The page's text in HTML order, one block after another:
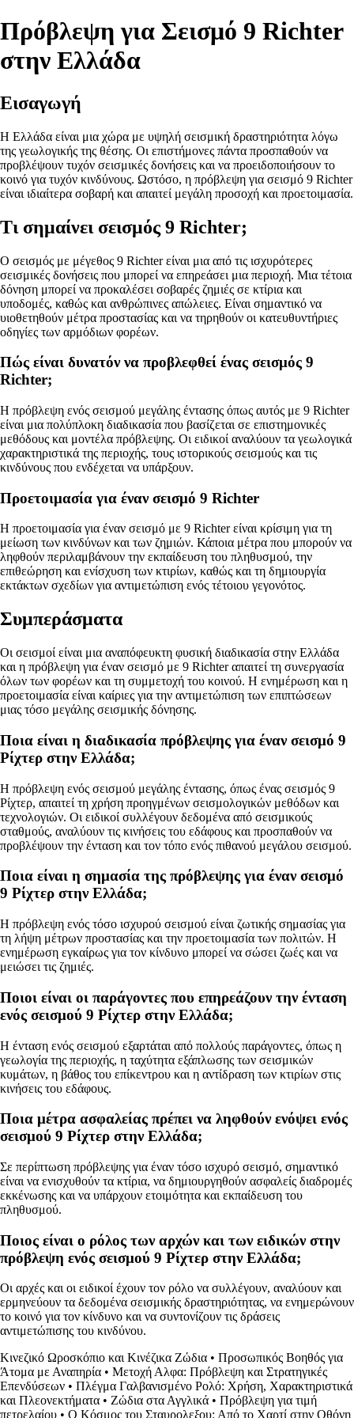
Πρόβλεψη για Σεισμό 9 Richter
στην Ελλάδα
Εισαγωγή
Η Ελλάδα είναι μια χώρα με υψηλή σεισμική δραστηριότητα λόγω
της γεωλογικής της θέσης. Οι επιστήμονες πάντα προσπαθούν να
προβλέψουν τυχόν σεισμικές δονήσεις και να προειδοποιήσουν το
κοινό για τυχόν κινδύνους. Ωστόσο, η πρόβλεψη για σεισμό 9 Richter
είναι ιδιαίτερα σοβαρή και απαιτεί μεγάλη προσοχή και προετοιμασία.
Τι σημαίνει σεισμός 9 Richter;
Ο σεισμός με μέγεθος 9 Richter είναι μια από τις ισχυρότερες
σεισμικές δονήσεις που μπορεί να επηρεάσει μια περιοχή. Μια τέτοια
δόνηση μπορεί να προκαλέσει σοβαρές ζημιές σε κτίρια και
υποδομές, καθώς και ανθρώπινες απώλειες. Είναι σημαντικό να
υιοθετηθούν μέτρα προστασίας και να τηρηθούν οι κατευθυντήριες
οδηγίες των αρμόδιων φορέων.
Πώς είναι δυνατόν να προβλεφθεί ένας σεισμός 9
Richter;
Η πρόβλεψη ενός σεισμού μεγάλης έντασης όπως αυτός με 9 Richter
είναι μια πολύπλοκη διαδικασία που βασίζεται σε επιστημονικές
μεθόδους και μοντέλα πρόβλεψης. Οι ειδικοί αναλύουν τα γεωλογικά
χαρακτηριστικά της περιοχής, τους ιστορικούς σεισμούς και τις
κινδύνους που ενδέχεται να υπάρξουν.
Προετοιμασία για έναν σεισμό 9 Richter
Η προετοιμασία για έναν σεισμό με 9 Richter είναι κρίσιμη για τη
μείωση των κινδύνων και των ζημιών. Κάποια μέτρα που μπορούν να
ληφθούν περιλαμβάνουν την εκπαίδευση του πληθυσμού, την
επιθεώρηση και ενίσχυση των κτιρίων, καθώς και τη δημιουργία
εκτάκτων σχεδίων για αντιμετώπιση ενός τέτοιου γεγονότος.
Συμπεράσματα
Οι σεισμοί είναι μια αναπόφευκτη φυσική διαδικασία στην Ελλάδα
και η πρόβλεψη για έναν σεισμό με 9 Richter απαιτεί τη συνεργασία
όλων των φορέων και τη συμμετοχή του κοινού. Η ενημέρωση και η
προετοιμασία είναι καίριες για την αντιμετώπιση των επιπτώσεων
μιας τόσο μεγάλης σεισμικής δόνησης.
Ποια είναι η διαδικασία πρόβλεψης για έναν σεισμό 9
Ρίχτερ στην Ελλάδα;
Η πρόβλεψη ενός σεισμού μεγάλης έντασης, όπως ένας σεισμός 9
Ρίχτερ, απαιτεί τη χρήση προηγμένων σεισμολογικών μεθόδων και
τεχνολογιών. Οι ειδικοί συλλέγουν δεδομένα από σεισμικούς
σταθμούς, αναλύουν τις κινήσεις του εδάφους και προσπαθούν να
προβλέψουν την ένταση και τον τόπο ενός πιθανού μεγάλου σεισμού.
Ποια είναι η σημασία της πρόβλεψης για έναν σεισμό
9 Ρίχτερ στην Ελλάδα;
Η πρόβλεψη ενός τόσο ισχυρού σεισμού είναι ζωτικής σημασίας για
τη λήψη μέτρων προστασίας και την προετοιμασία των πολιτών. Η
ενημέρωση εγκαίρως για τον κίνδυνο μπορεί να σώσει ζωές και να
μειώσει τις ζημιές.
Ποιοι είναι οι παράγοντες που επηρεάζουν την ένταση
ενός σεισμού 9 Ρίχτερ στην Ελλάδα;
Η ένταση ενός σεισμού εξαρτάται από πολλούς παράγοντες, όπως η
γεωλογία της περιοχής, η ταχύτητα εξάπλωσης των σεισμικών
κυμάτων, η βάθος του επίκεντρου και η αντίδραση των κτιρίων στις
κινήσεις του εδάφους.
Ποια μέτρα ασφαλείας πρέπει να ληφθούν ενόψει ενός
σεισμού 9 Ρίχτερ στην Ελλάδα;
Σε περίπτωση πρόβλεψης για έναν τόσο ισχυρό σεισμό, σημαντικό
είναι να ενισχυθούν τα κτίρια, να δημιουργηθούν ασφαλείς διαδρομές
εκκένωσης και να υπάρχουν ετοιμότητα και εκπαίδευση του
πληθυσμού.
Ποιος είναι ο ρόλος των αρχών και των ειδικών στην
πρόβλεψη ενός σεισμού 9 Ρίχτερ στην Ελλάδα;
Οι αρχές και οι ειδικοί έχουν τον ρόλο να συλλέγουν, αναλύουν και
ερμηνεύουν τα δεδομένα σεισμικής δραστηριότητας, να ενημερώνουν
το κοινό για τον κίνδυνο και να συντονίζουν τις δράσεις
αντιμετώπισης του κινδύνου.
Κινεζικό Ωροσκόπιο και Κινέζικα Ζώδια • Προσωπικός Βοηθός για
Άτομα με Αναπηρία • Μετοχή Αλφα: Πρόβλεψη και Στρατηγικές
Επενδύσεων • Πλέγμα Γαλβανισμένο Ρολό: Χρήση, Χαρακτηριστικά
και Πλεονεκτήματα • Ζώδια στα Αγγλικά • Πρόβλεψη για τιμή
πετρελαίου • Ο Κόσμος του Σταυρολεξου: Από το Χαρτί στην Οθόνη